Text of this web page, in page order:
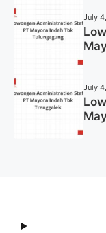
July
July